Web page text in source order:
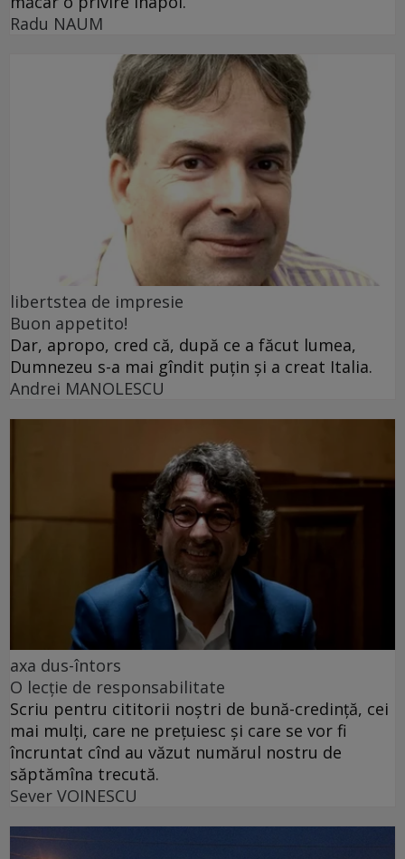
Radu NAUM
libertstea de impresie
Buon appetito!
Dar, apropo, cred că, după ce a făcut lumea,
Dumnezeu s-a mai gîndit puțin și a creat Italia.
Andrei MANOLESCU
axa dus-întors
O lecție de responsabilitate
Scriu pentru cititorii noștri de bună-credință, cei
mai mulți, care ne prețuiesc și care se vor fi
încruntat cînd au văzut numărul nostru de
săptămîna trecută.
Sever VOINESCU